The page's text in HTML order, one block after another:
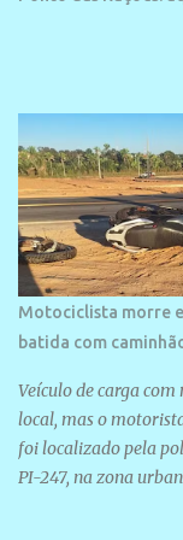
Motociclista morre
batida com
Veículo de carga
local, mas o
foi localizado pela
PI-247, na zona